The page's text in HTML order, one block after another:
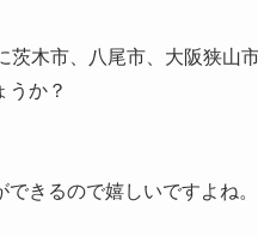
茨木市、八尾市、大阪狭山
うか？
きるので嬉しいですよね。